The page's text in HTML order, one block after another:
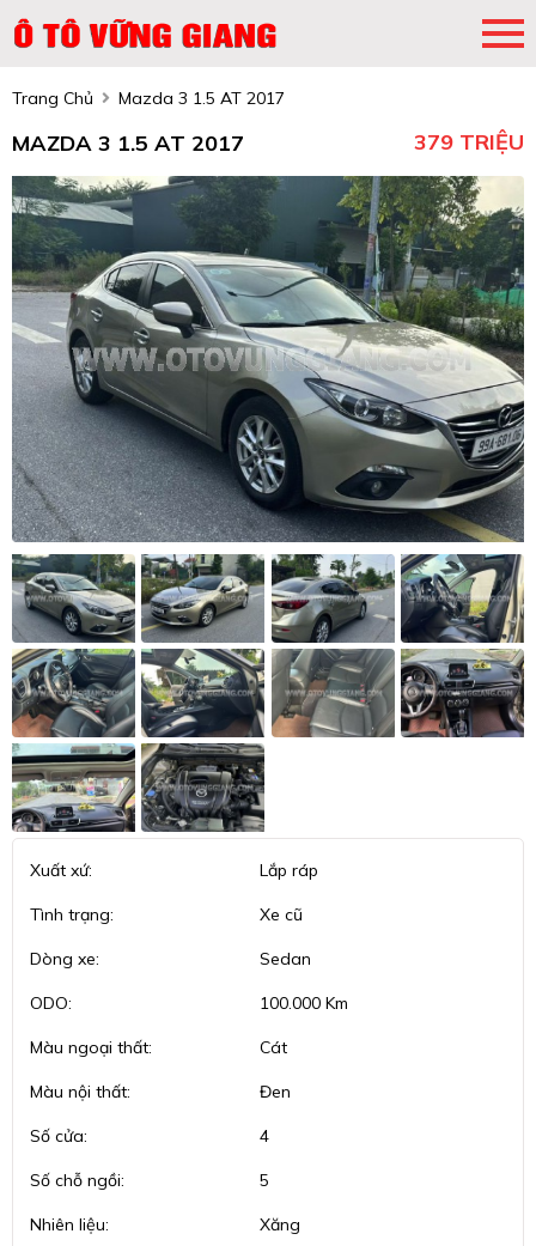
Trang Chủ Mazda 3 1.5 AT 2017
MAZDA 3 1.5 AT 2017 379 TRIỆU
Xuất xứ: Lắp ráp
Tình trạng: Xe cũ
Dòng xe: Sedan
ODO: 100.000 Km
Màu ngoại thất: Cát
Màu nội thất: Đen
Số cửa: 4
Số chỗ ngồi: 5
Nhiên liệu: Xăng